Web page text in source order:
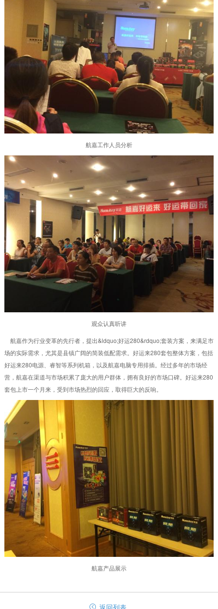
航嘉工作人员分析
观众认真听讲
航嘉作为行业变革的先行者，提出&ldquo;好运280&rdquo;套装方案，来满足市
场的实际需求，尤其是县镇广阔的简装低配需求。好运来280套包整体方案，包括
好运来280电源、睿智等系列机箱，以及航嘉电脑专用排插。经过多年的市场经
营，航嘉在渠道与市场积累了庞大的用户群体，拥有良好的市场口碑。好运来280
套包上市一个月来，受到市场热烈的回应，取得巨大的反响。
航嘉产品展示
返回列表